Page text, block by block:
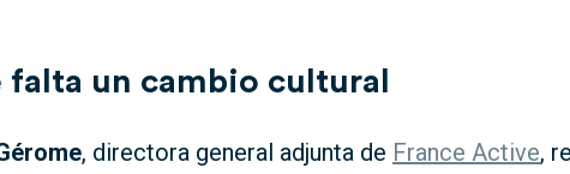
falta un cambio cultural
, directora general adjunta de France Active,